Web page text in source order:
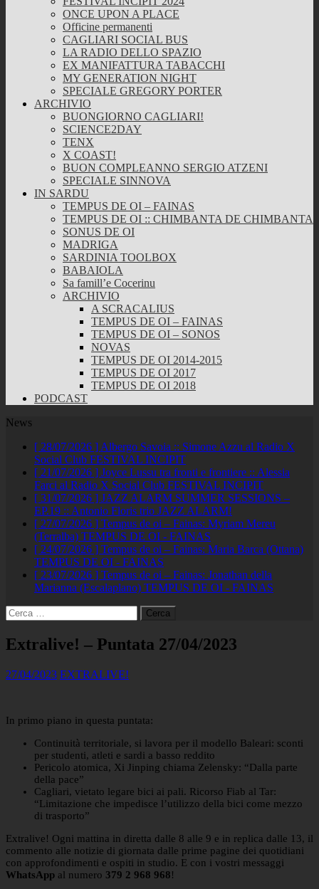
ONCE UPON A PLACE
Officine permanenti
CAGLIARI SOCIAL BUS
LA RADIO DELLO SPAZIO
EX MANIFATTURA TABACCHI
MY GENERATION NIGHT
SPECIALE GREGORY PORTER
ARCHIVIO
BUONGIORNO CAGLIARI!
SCIENCE2DAY
TENX
X COAST!
BUON COMPLEANNO SERGIO ATZENI
SPECIALE SINNOVA
IN SARDU
TEMPUS DE OI – FAINAS
TEMPUS DE OI :: CHIMBANTA DE CHIMBANTA
SONUS DE OI
MADRIGA
SARDINIA TOOLBOX
BABAIOLA
Sa famill’e Cocerinu
ARCHIVIO
A SCRACALIUS
TEMPUS DE OI – FAINAS
TEMPUS DE OI – SONOS
NOVAS
TEMPUS DE OI 2014-2015
TEMPUS DE OI 2017
TEMPUS DE OI 2018
PODCAST
News
[ 28/07/2026 ] Albergo Savoia :: Simone Azzu al Radio X
Social Club FESTIVAL INCIPIT
[ 21/07/2026 ] Joyce Lussu tra fronti e frontiere :: Alessia
Farci al Radio X Social Club FESTIVAL INCIPIT
[ 31/07/2026 ] JAZZ ALARM SUMMER SESSIONS –
EP.19 :: Antonio Floris trio JAZZ ALARM!
[ 27/07/2026 ] Tempus de oi – Fainas: Myriam Mereu
(Terralba) TEMPUS DE OI - FAINAS
[ 24/07/2026 ] Tempus de oi – Fainas: Maria Barca (Ottana)
TEMPUS DE OI - FAINAS
[ 23/07/2026 ] Tempus de oi – Fainas: Jonathan della
Marianna (Escalaplano) TEMPUS DE OI - FAINAS
Ricerca
per:
Extralive! – Puntata 27/04/2023
27/04/2023 EXTRALIVE!
In primo piano in questa puntata:
Continuità territoriale, si lavora per il modello Baleari: sconti
per studenti, atleti e sardi a basso reddito
Pericolo atomica, Xi Jinping chiama Zelensky: “Dalla parte
della pace”
Cagliari, vietato legare bici ai pali. Ricorso Fiab al Tar:
“Limitazione che impedisce l’utilizzo della bici come mezzo
di trasporto”
Extralive! Ogni mattina in diretta dalle 8 alle 9 e in replica dalle 13, il
commento alle notizie di giornata dalle prime pagine dei quotidiani
con approfondimenti e ospiti in studio. E con i vostri messaggi
WhatsApp al numero 379 2 968 968!